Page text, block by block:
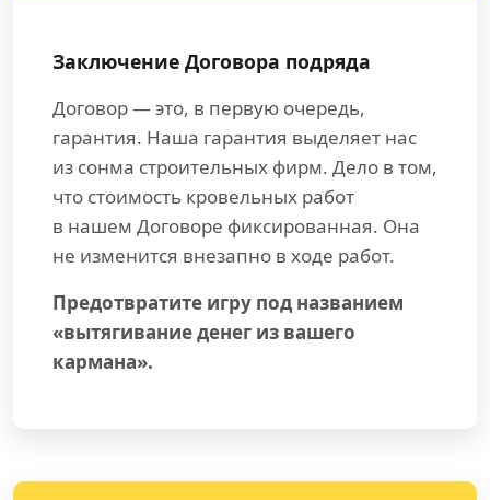
Заключение Договора подряда
Договор — это, в первую очередь,
гарантия. Наша гарантия выделяет нас
из сонма строительных фирм. Дело в том,
что стоимость кровельных работ
в нашем Договоре фиксированная. Она
не изменится внезапно в ходе работ.
Предотвратите игру под названием
«вытягивание денег из вашего
кармана».